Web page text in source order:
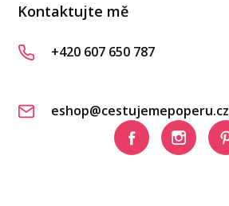
Kontaktujte mě
+420 607 650 787
eshop@cestujemepoperu.cz